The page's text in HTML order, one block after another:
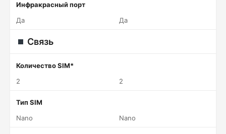
Инфракрасный порт
Да
Да
Связь
Количество SIM*
2
2
Тип SIM
Nano
Nano